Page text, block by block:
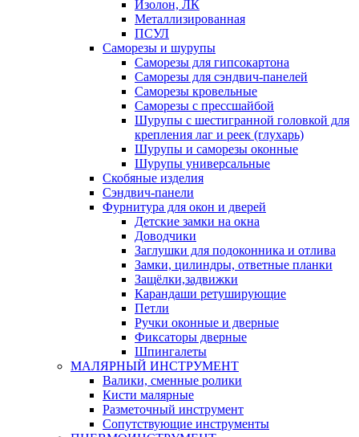
Изолон, ЛК
Металлизированная
ПСУЛ
Саморезы и шурупы
Саморезы для гипсокартона
Саморезы для сэндвич-панелей
Саморезы кровельные
Саморезы с прессшайбой
Шурупы с шестигранной головкой для
крепления лаг и реек (глухарь)
Шурупы и саморезы оконные
Шурупы универсальные
Скобяные изделия
Сэндвич-панели
Фурнитура для окон и дверей
Детские замки на окна
Доводчики
Заглушки для подоконника и отлива
Замки, цилиндры, ответные планки
Защёлки,задвижки
Карандаши ретуширующие
Петли
Ручки оконные и дверные
Фиксаторы дверные
Шпингалеты
МАЛЯРНЫЙ ИНСТРУМЕНТ
Валики, сменные ролики
Кисти малярные
Разметочный инструмент
Сопутствующие инструменты